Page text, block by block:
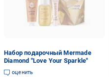
Набор подарочный Mermade
Diamond "Love Your Sparkle"
оценить